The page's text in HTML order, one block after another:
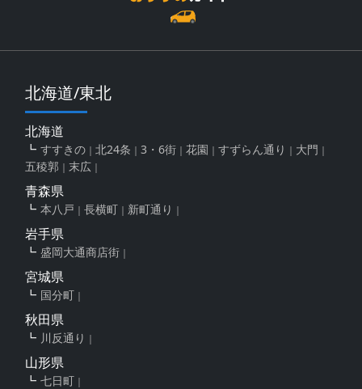
北海道/東北
北海道
すすきの 北24条 3・6街 花園 すずらん通り
大門
五稜郭
末広
青森県
本八戸 長横町 新町通り
岩手県
盛岡大通商店街
宮城県
国分町
秋田県
川反通り
山形県
七日町